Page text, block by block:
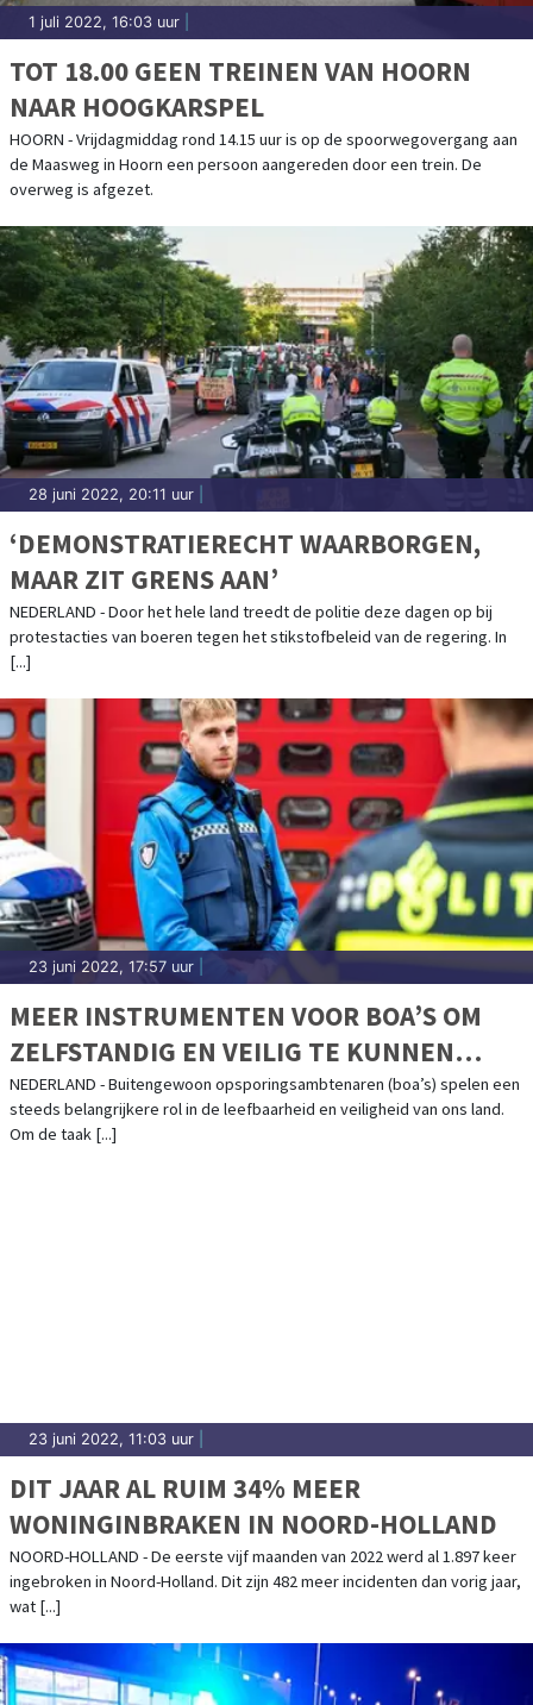
1 juli 2022, 16:03 uur
TOT 18.00 GEEN TREINEN VAN HOORN
NAAR HOOGKARSPEL
HOORN - Vrijdagmiddag rond 14.15 uur is op de spoorwegovergang aan
de Maasweg in Hoorn een persoon aangereden door een trein. De
overweg is afgezet.
28 juni 2022, 20:11 uur
‘DEMONSTRATIERECHT WAARBORGEN,
MAAR ZIT GRENS AAN’
NEDERLAND - Door het hele land treedt de politie deze dagen op bij
protestacties van boeren tegen het stikstofbeleid van de regering. In
[...]
23 juni 2022, 17:57 uur
MEER INSTRUMENTEN VOOR BOA’S OM
ZELFSTANDIG EN VEILIG TE KUNNEN
WERKEN
NEDERLAND - Buitengewoon opsporingsambtenaren (boa’s) spelen een
steeds belangrijkere rol in de leefbaarheid en veiligheid van ons land.
Om de taak [...]
23 juni 2022, 11:03 uur
DIT JAAR AL RUIM 34% MEER
WONINGINBRAKEN IN NOORD-HOLLAND
NOORD-HOLLAND - De eerste vijf maanden van 2022 werd al 1.897 keer
ingebroken in Noord-Holland. Dit zijn 482 meer incidenten dan vorig jaar,
wat [...]